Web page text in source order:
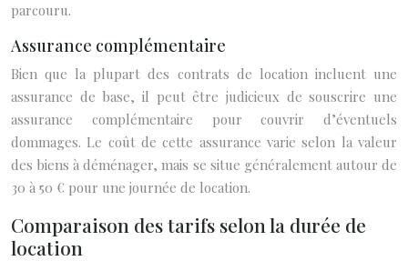
parcouru.
Assurance complémentaire
Bien que la plupart des contrats de location incluent une
assurance de base, il peut être judicieux de souscrire une
assurance complémentaire pour couvrir d’éventuels
dommages. Le coût de cette assurance varie selon la valeur
des biens à déménager, mais se situe généralement autour de
30 à 50 € pour une journée de location.
Comparaison des tarifs selon la durée de
location